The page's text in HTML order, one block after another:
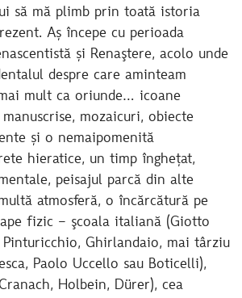
să mă plimb prin toată istoria
Aș începe cu perioada
și Renaştere, acolo unde
despre care aminteam
mult ca oriunde… icoane
mozaicuri, obiecte
și o nemaipomenită
hieratice, un timp înghețat,
peisajul parcă din alte
atmosferă, o încărcătură pe
fizic – şcoala italiană (Giotto
Pinturicchio, Ghirlandaio, mai târziu
Paolo Uccello sau Boticelli),
Holbein, Dürer), cea